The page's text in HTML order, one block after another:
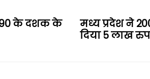
मध्य प्रदेश ने
दिया 5 लाख
के दशक के